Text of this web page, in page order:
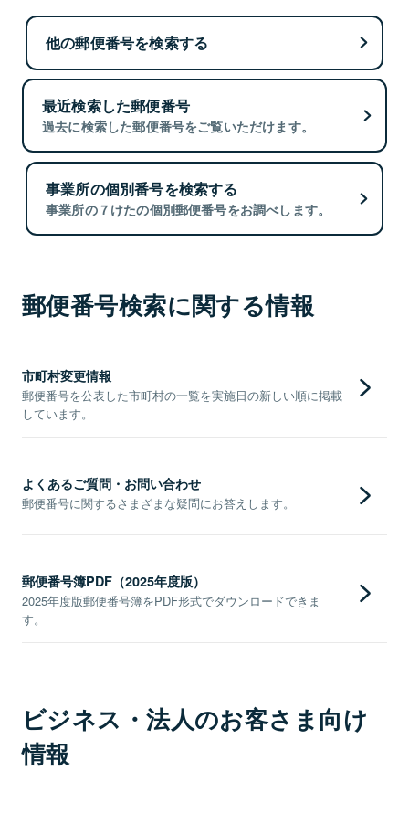
他の郵便番号を検索する
最近検索した郵便番号
過去に検索した郵便番号をご覧いただけます。
事業所の個別番号を検索する
事業所の７けたの個別郵便番号をお調べします。
郵便番号検索に関する情報
市町村変更情報
郵便番号を公表した市町村の一覧を実施日の新しい順に掲載
しています。
よくあるご質問・お問い合わせ
郵便番号に関するさまざまな疑問にお答えします。
郵便番号簿PDF（2025年度版）
2025年度版郵便番号簿をPDF形式でダウンロードできま
す。
ビジネス・法人のお客さま向け
情報